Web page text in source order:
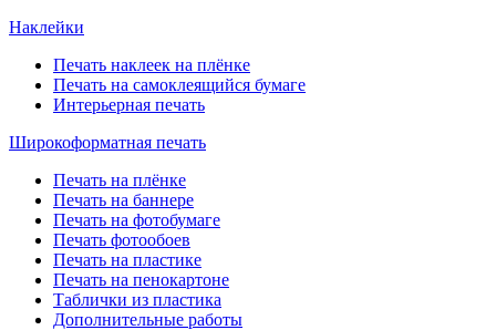
Наклейки
Печать наклеек на плёнке
Печать на самоклеящийся бумаге
Интерьерная печать
Широкоформатная печать
Печать на плёнке
Печать на баннере
Печать на фотобумаге
Печать фотообоев
Печать на пластике
Печать на пенокартоне
Таблички из пластика
Дополнительные работы